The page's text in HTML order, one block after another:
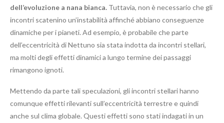
dell’evoluzione a nana bianca. Tuttavia, non è necessario che gli
incontri scatenino un’instabilità affinché abbiano conseguenze
dinamiche per i pianeti. Ad esempio, è probabile che parte
dell’eccentricità di Nettuno sia stata indotta da incontri stellari,
ma molti degli effetti dinamici a lungo termine dei passaggi
rimangono ignoti.
Mettendo da parte tali speculazioni, gli incontri stellari hanno
comunque effetti rilevanti sull’eccentricità terrestre e quindi
anche sul clima globale. Questi effetti sono stati indagati in un